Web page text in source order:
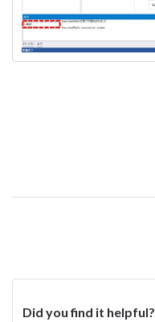
Did you find it helpful?